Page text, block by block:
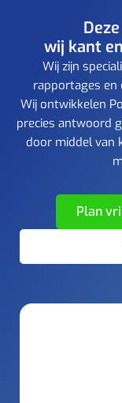
wij kant
Wij zijn
rapportages en
Wij ontwikkelen
precies antwoord
door middel van
Plan